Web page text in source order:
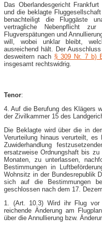
Das Oberlandesgericht
und die beklagte
benachteiligt die Fluggäste
vertragliche Nebenpflicht
Flugverspätungen und
will, wobei unklar bleibt,
ausreichend hält. Der
desweitern nach § 309 Nr. 7 b)
insgesamt rechtswidrig.
Tenor:
4. Auf die Berufung des Klägers
der Zivilkammer 15 des
Die Beklagte wird über die in
Verurteilung hinaus verurteilt,
Zuwiderhandlung
ersatzweise Ordnungshaft bis
Monaten, zu unterlassen,
Bestimmungen in
Wohnsitz in der Bundesrepublik
sich auf die Bestimmungen
geschlossen nach dem 17.
1. (Art. 10.3) Wird ihr Flug vor
reichende Änderung am
über die Annullierung bzw.